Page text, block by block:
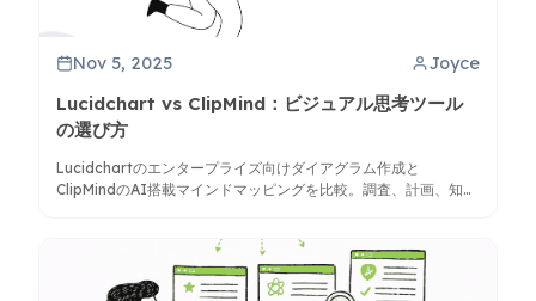
Nov 5, 2025 Joyce
Lucidchart vs ClipMind：ビジュアル思考ツール
の選び方
Lucidchartのエンタープライズ向けダイアグラム作成と
ClipMindのAI搭載マインドマッピングを比較。調査、計画、知識